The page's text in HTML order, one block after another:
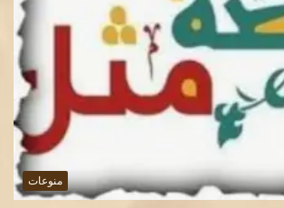
منوعات